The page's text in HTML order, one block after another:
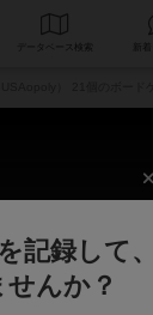
データベース
記録して、
んか？